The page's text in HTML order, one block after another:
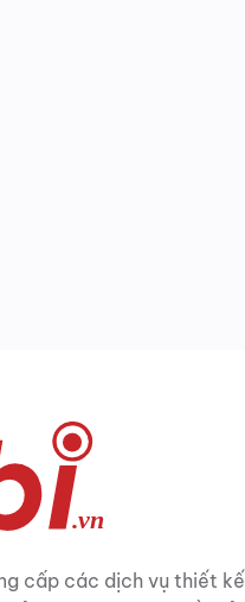
cấp các dịch vụ thiết kế